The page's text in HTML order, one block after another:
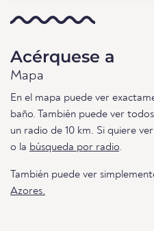
Acérquese a
Mapa
En el mapa puede ver
baño. También puede ver
un radio de 10 km. Si quiere
o la búsqueda por radio.
También puede ver
Azores.